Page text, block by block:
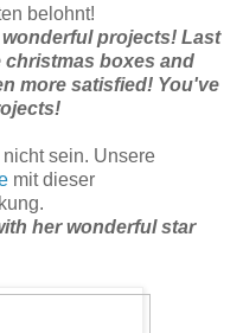
belohnt!
projects! Last
christmas boxes and
more satisfied! You've
sein. Unsere
mit dieser
her wonderful star